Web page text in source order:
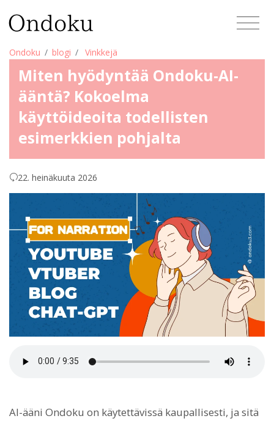
Ondoku blogi Vinkkejä
Miten hyödyntää Ondoku-AI-
ääntä? Kokoelma
käyttöideoita todellisten
esimerkkien pohjalta
22. heinäkuuta 2026
AI-ääni Ondoku on käytettävissä kaupallisesti, ja sitä